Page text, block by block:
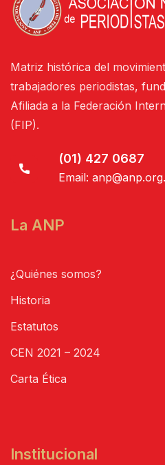
Matriz histórica del
trabajadores periodistas,
Afiliada a la Federación
(FIP).
(01) 427 0687
Email:
La ANP
¿Quiénes somos?
Historia
Estatutos
CEN 2021 – 2024
Carta Ética
Institucional